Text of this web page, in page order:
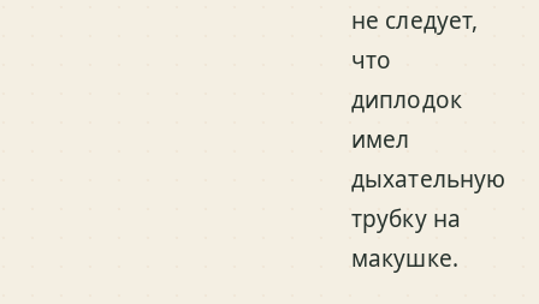
не следует,
что
диплодок
имел
дыхательную
трубку на
макушке.